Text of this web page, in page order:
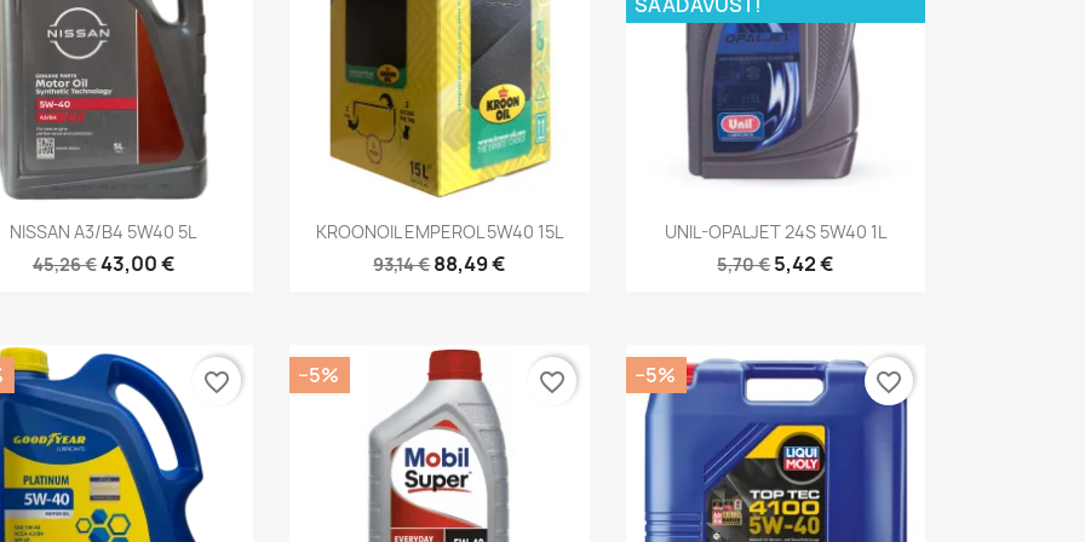
 Kiirvaade
NISSAN A3/B4 5W40 5L
45,26 €43,00 €
Kiirvaade
KROONOIL EMPEROL 5W40 15L
93,14 €88,49 €
Kiirvaade
UNIL-OPALJET 24S 5W40 1L
5,70 €5,42 €
favorite_border −5% favorite_border −5% favorite_border